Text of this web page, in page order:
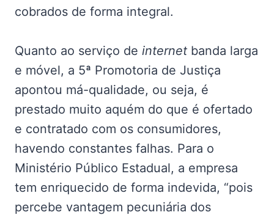
cobrados de forma integral.
Quanto ao serviço de internet banda larga
e móvel, a 5ª Promotoria de Justiça
apontou má-qualidade, ou seja, é
prestado muito aquém do que é ofertado
e contratado com os consumidores,
havendo constantes falhas. Para o
Ministério Público Estadual, a empresa
tem enriquecido de forma indevida, “pois
percebe vantagem pecuniária dos